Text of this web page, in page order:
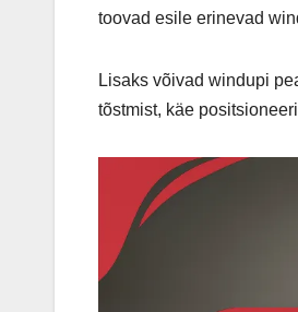
toovad esile erinevad
Lisaks võivad windupi
tõstmist, käe